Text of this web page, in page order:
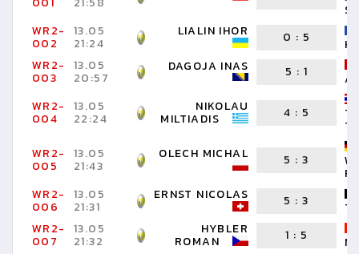
WR2-
002
13.05
21:24
LIALIN IHOR 0 : 5
WR2-
003
13.05
20:57
DAGOJA INAS 5 : 1
WR2-
004
13.05
22:24
NIKOLAU
MILTIADIS 4 : 5
WR2-
005
13.05
21:43
OLECH MICHAL 5 :3
WR2-
006
13.05
21:31
ERNST NICOLAS 5 :3
WR2-
007
13.05
21:32
HYBLER
ROMAN 1 : 5